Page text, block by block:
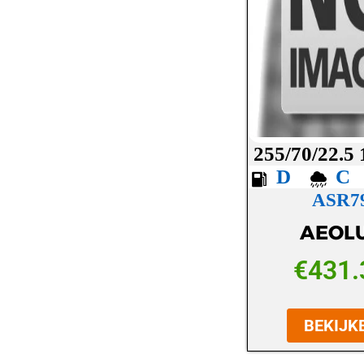
255/70/22.5
D
C
€